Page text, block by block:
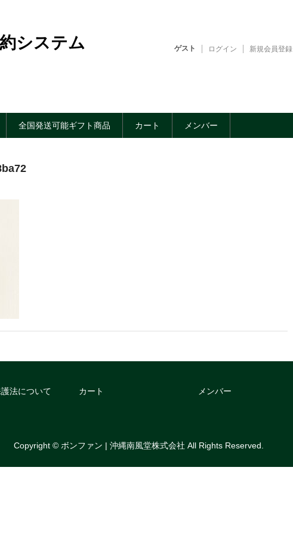
システム ゲスト ログイン 新規会員登録
全国発送可能ギフト商品 カート メンバー
法について カート メンバー
Copyright © ボンファン | 沖縄南風堂株式会社 All Rights Reserved.